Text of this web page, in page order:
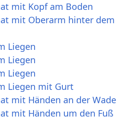
mit Kopf am Boden
mit Oberarm hinter dem
Liegen
Liegen
Liegen
Liegen mit Gurt
mit Händen an der Wade
mit Händen um den Fuß